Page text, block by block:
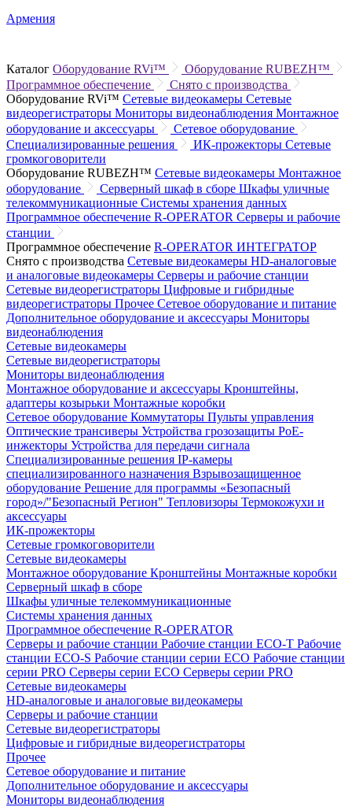
Армения
Каталог Оборудование RVi™
Оборудование RUBEZH™
Программное обеспечение
Снято с производства
Оборудование RVi™ Сетевые видеокамеры Сетевые
видеорегистраторы Мониторы видеонаблюдения Монтажное
оборудование и аксессуары
Сетевое оборудование
Специализированные решения
ИК-прожекторы Сетевые
громкоговорители
Оборудование RUBEZH™ Сетевые видеокамеры Монтажное
оборудование
Серверный шкаф в сборе Шкафы уличные
телекоммуникационные Системы хранения данных
Программное обеспечение R-OPERATOR Серверы и рабочие
станции
Программное обеспечение R-OPERATOR ИНТЕГРАТОР
Снято с производства Сетевые видеокамеры HD-аналоговые
и аналоговые видеокамеры Серверы и рабочие станции
Сетевые видеорегистраторы Цифровые и гибридные
видеорегистраторы Прочее Сетевое оборудование и питание
Дополнительное оборудование и аксессуары Мониторы
видеонаблюдения
Сетевые видеокамеры
Сетевые видеорегистраторы
Мониторы видеонаблюдения
Монтажное оборудование и аксессуары Кронштейны,
адаптеры козырьки Монтажные коробки
Сетевое оборудование Коммутаторы Пульты управления
Оптические трансиверы Устройства грозозащиты PoE-
инжекторы Устройства для передачи сигнала
Специализированные решения IP-камеры
специализированного назначения Взрывозащищенное
оборудование Решение для программы «Безопасный
город»/"Безопасный Регион" Тепловизоры Термокожухи и
аксессуары
ИК-прожекторы
Сетевые громкоговорители
Сетевые видеокамеры
Монтажное оборудование Кронштейны Монтажные коробки
Серверный шкаф в сборе
Шкафы уличные телекоммуникационные
Системы хранения данных
Программное обеспечение R-OPERATOR
Серверы и рабочие станции Рабочие станции ECO-T Рабочие
станции ECO-S Рабочие станции серии ECO Рабочие станции
серии PRO Серверы серии ECO Серверы серии PRO
Сетевые видеокамеры
HD-аналоговые и аналоговые видеокамеры
Серверы и рабочие станции
Сетевые видеорегистраторы
Цифровые и гибридные видеорегистраторы
Прочее
Сетевое оборудование и питание
Дополнительное оборудование и аксессуары
Мониторы видеонаблюдения